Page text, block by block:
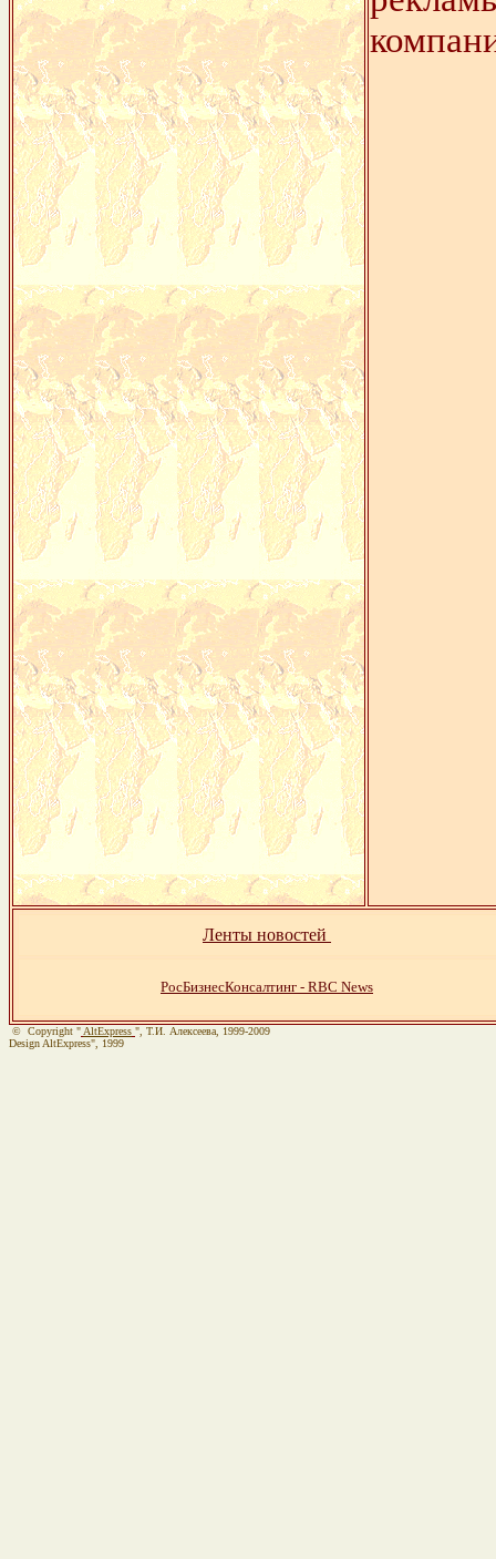
Ленты новостей
РосБизнесКонсалтинг - RBC News
© Copyright " AltExpress ", Т.И. Алекcеева, 1999-2009
Design AltExpress", 1999